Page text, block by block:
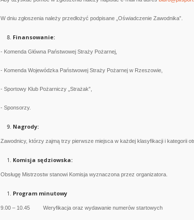
W dniu zgłoszenia należy przedłożyć podpisane „Oświadczenie Zawodnika”.
Finansowanie:
- Komenda Główna Państwowej Straży Pożarnej,
- Komenda Wojewódzka Państwowej Straży Pożarnej w Rzeszowie,
- Sportowy Klub Pożarniczy „Strażak”,
- Sponsorzy.
Nagrody:
Zawodnicy, którzy zajmą trzy pierwsze miejsca w każdej klasyfikacji i kategorii
Komisja sędziowska:
Obsługę Mistrzostw stanowi Komisja wyznaczona przez organizatora.
Program minutowy
9.00 – 10.45 Weryfikacja oraz wydawanie numerów startowych